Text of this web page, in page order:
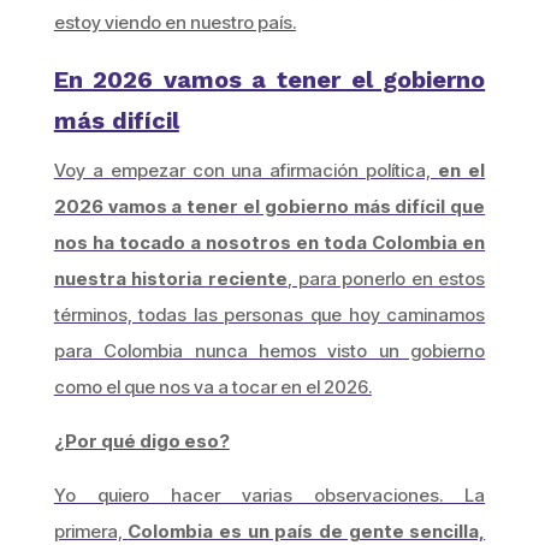
estoy viendo en nuestro país.
En 2026 vamos a tener el gobierno
más difícil
Voy a empezar con una afirmación política, en el
2026 vamos a tener el gobierno más difícil que
nos ha tocado a nosotros en toda Colombia en
nuestra historia reciente, para ponerlo en estos
términos, todas las personas que hoy caminamos
para Colombia nunca hemos visto un gobierno
como el que nos va a tocar en el 2026.
¿Por qué digo eso?
Yo quiero hacer varias observaciones. La
primera, Colombia es un país de gente sencilla,